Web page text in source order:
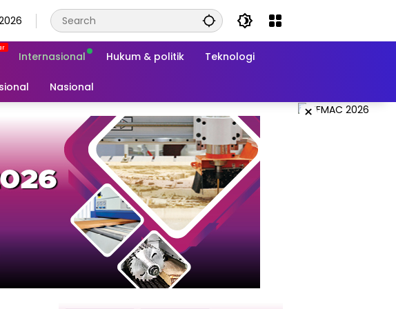
Internasional Hukum & politik Teknologi
Nasional
×